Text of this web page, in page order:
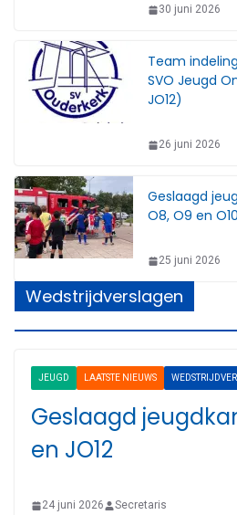
30 juni 2026
Team
SVO Jeugd
JO12)
26 juni 2026
Geslaagd
O8, O9 en
25 juni 2026
Wedstrijdverslagen
JEUGD LAATSTE NIEUWS
Geslaagd
en JO12
24 juni 2026 Secretaris